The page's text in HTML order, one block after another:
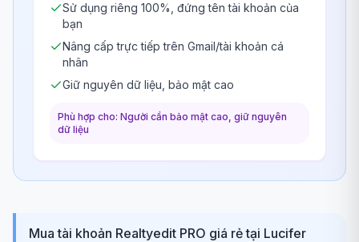
Sử dụng riêng 100%, đứng tên tài khoản của
bạn
Nâng cấp trực tiếp trên Gmail/tài khoản cá
nhân
Giữ nguyên dữ liệu, bảo mật cao
Phù hợp cho: Người cần bảo mật cao, giữ nguyên
dữ liệu
Mua tài khoản Realtyedit PRO giá rẻ tại Lucifer